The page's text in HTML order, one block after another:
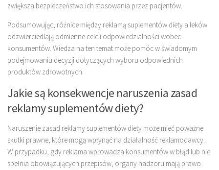
zwiększa bezpieczeństwo ich stosowania przez pacjentów.
Podsumowując, różnice między reklamą suplementów diety a leków
odzwierciedlają odmienne cele i odpowiedzialności wobec
konsumentów. Wiedza na ten temat może pomóc w świadomym
podejmowaniu decyzji dotyczących wyboru odpowiednich
produktów zdrowotnych.
Jakie są konsekwencje naruszenia zasad
reklamy suplementów diety?
Naruszenie zasad reklamy suplementów diety może mieć poważne
skutki prawne, które mogą wpłynąć na działalność reklamodawcy.
W przypadku, gdy reklama wprowadza konsumentów w błąd lub nie
spełnia obowiązujących przepisów, organy nadzoru mają prawo